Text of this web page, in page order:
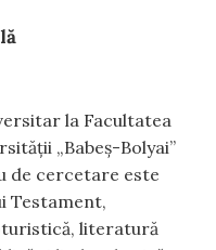
la Facultatea
„Babeș-Bolyai”
de cercetare este
Testament,
literatură